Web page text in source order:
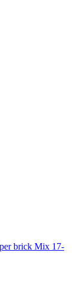
brick Mix 17-